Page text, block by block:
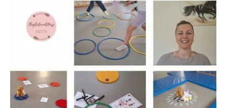
ZÜRICH
ANDERE
REGIONEN